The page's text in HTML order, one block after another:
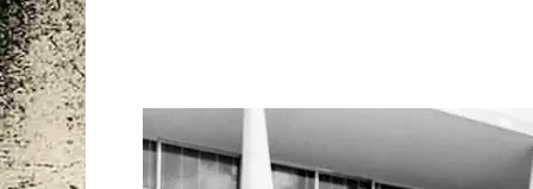
O
reinventor
do